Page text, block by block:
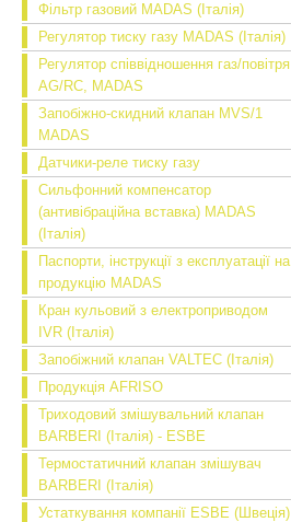
Фільтр газовий MADAS (Італія)
Регулятор тиску газу MADAS (Італія)
Регулятор співвідношення газ/повітря
AG/RC, MADAS
Запобіжно-скидний клапан MVS/1
MADAS
Датчики-реле тиску газу
Сильфонний компенсатор
(антивібраційна вставка) MADAS
(Італія)
Паспорти, інструкції з експлуатації на
продукцію MADAS
Кран кульовий з електроприводом
IVR (Італія)
Запобіжний клапан VALTEC (Італія)
Продукція AFRISO
Триходовий змішувальний клапан
BARBERI (Італія) - ESBE
Термостатичний клапан змішувач
BARBERI (Італія)
Устаткування компанії ESBE (Швеція)